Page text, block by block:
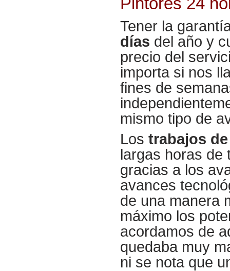
Tener la
días del año y
precio del
importa si nos
fines de
mismo tipo de
Los trabajos
largas horas de
gracias a los
avances
de una manera
máximo los
acordamos de
quedaba muy
ni se nota que